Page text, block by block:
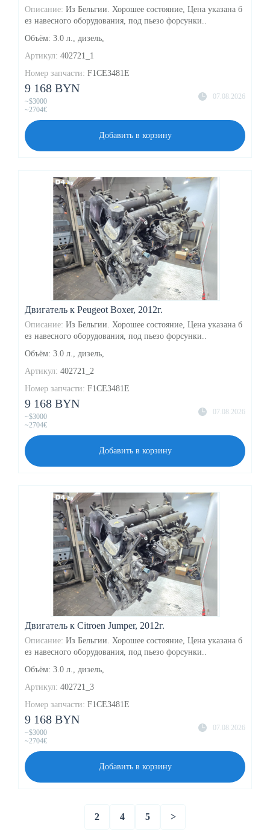
Описание: Из Бельгии. Хорошее состояние, Цена указана б
ез навесного оборудования, под пьезо форсунки..
Объём: 3.0 л., дизель,
Артикул: 402721_1
Номер запчасти: F1CE3481E
07.08.2026
9 168 BYN
~$3000
~2704€
Добавить в корзину
Двигатель к Peugeot Boxer, 2012г.
Описание: Из Бельгии. Хорошее состояние, Цена указана б
ез навесного оборудования, под пьезо форсунки..
Объём: 3.0 л., дизель,
Артикул: 402721_2
Номер запчасти: F1CE3481E
07.08.2026
9 168 BYN
~$3000
~2704€
Добавить в корзину
Двигатель к Citroen Jumper, 2012г.
Описание: Из Бельгии. Хорошее состояние, Цена указана б
ез навесного оборудования, под пьезо форсунки..
Объём: 3.0 л., дизель,
Артикул: 402721_3
Номер запчасти: F1CE3481E
07.08.2026
9 168 BYN
~$3000
~2704€
Добавить в корзину
2 4 5 >